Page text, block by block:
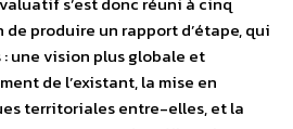
de produire un rapport d’étape, qui
une vision plus globale et
de l’existant, la mise en
territoriales entre-elles, et la